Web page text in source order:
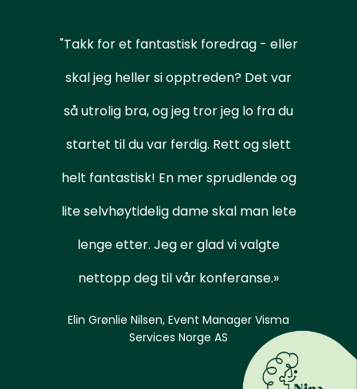
"Takk for et fantastisk foredrag - eller
skal jeg heller si opptreden? Det var
så utrolig bra, og jeg tror jeg lo fra du
startet til du var ferdig. Rett og slett
helt fantastisk! En mer sprudlende og
lite selvhøytidelig dame skal man lete
lenge etter. Jeg er glad vi valgte
nettopp deg til vår konferanse.»
Elin Grønlie Nilsen, Event Manager Visma
Services Norge AS